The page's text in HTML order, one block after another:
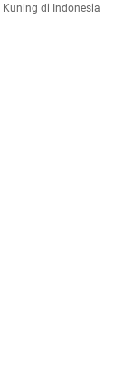
di Indonesia